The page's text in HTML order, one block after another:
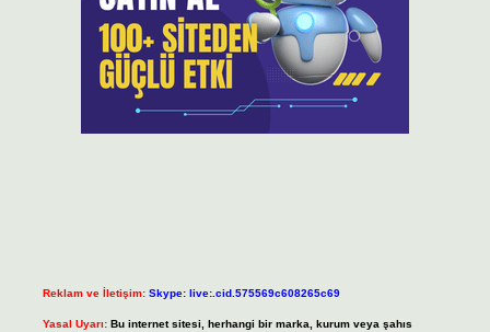
Reklam ve İletişim: Skype: live:.cid.575569c608265c69
Yasal Uyarı: Bu internet sitesi, herhangi bir marka, kurum veya şahıs